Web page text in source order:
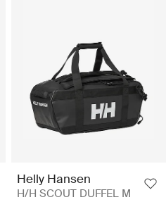
Helly Hansen
H/H SCOUT DUFFEL M